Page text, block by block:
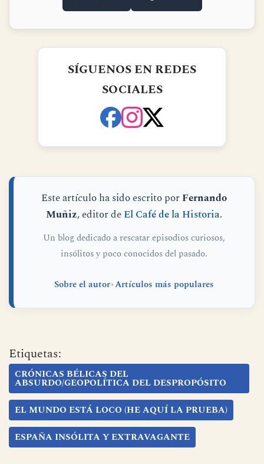
◀ Anterior Siguiente ▶
SÍGUENOS EN REDES
SOCIALES
Este artículo ha sido escrito porFernando
Muñiz, editor deEl Café de la Historia
insólitos y poco conocidos del pasado.
Etiquetas:
CRÓNICAS BÉLICAS DEL
ABSURDO/GEOPOLÍTICA DEL DESPROPÓSITO
EL MUNDO ESTÁ LOCO (HE AQUÍ LA PRUEBA)